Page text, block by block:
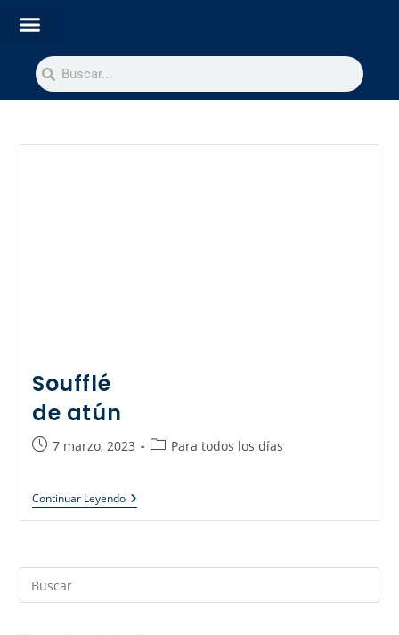
Soufflé
de atún
7 marzo, 2023 Para todos los días
Continuar Leyendo